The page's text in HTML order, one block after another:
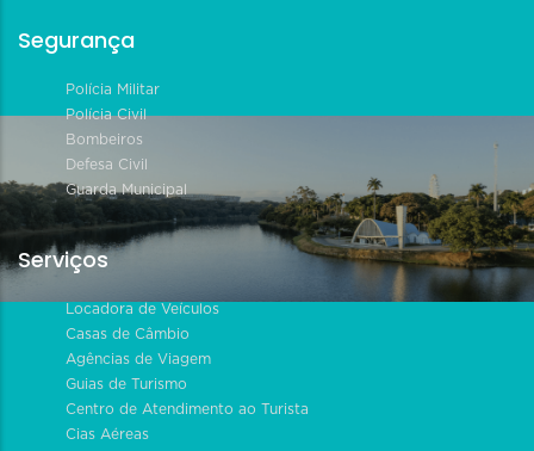
Segurança
Polícia Militar
Polícia Civil
Bombeiros
Defesa Civil
Guarda Municipal
Serviços
Locadora de Veículos
Casas de Câmbio
Agências de Viagem
Guias de Turismo
Centro de Atendimento ao Turista
Cias Aéreas